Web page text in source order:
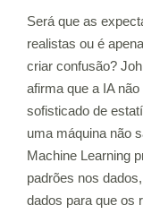
Será que as
realistas ou é
criar confusão?
afirma que a IA
sofisticado de
uma máquina não
Machine Learning
padrões nos
dados para que os